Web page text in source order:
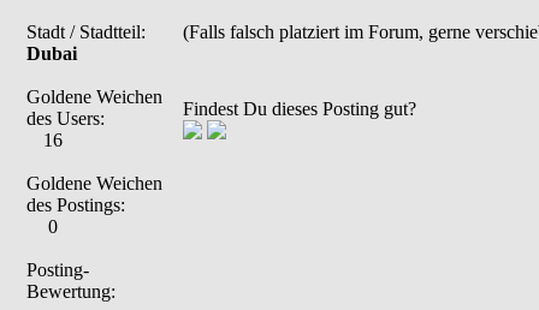
Stadt / Stadtteil:
Dubai
Goldene Weichen
des Users:
16
Goldene Weichen
des Postings:
0
Posting-
Bewertung:
(Falls falsch platziert im Forum, gerne
Findest Du dieses Posting gut?